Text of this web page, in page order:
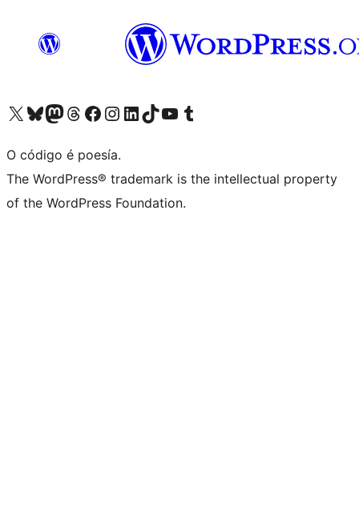
Visita la cuenta de X (anteriormente Twitter)
Visita a nosa conta de Bluesky
Visita a nosa conta de Mastodon
Visita a nosa conta de Threads
Visita a nosa páxina de Facebook
Visita a nosa conta de Instagram
Visita a nosa conta de LinkedIn
Visita a nosa conta de TikTok
Visita a nosa canle de YouTube
Visita a nosa conta de Tumblr
O código é poesía.
The WordPress® trademark is the intellectual property
of the WordPress Foundation.